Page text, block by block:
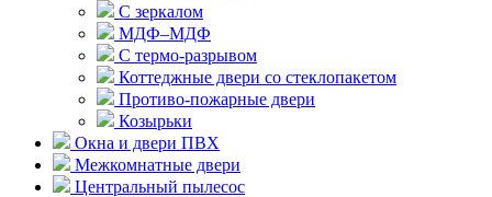
С зеркалом
МДФ–МДФ
С термо-разрывом
Коттеджные двери со стеклопакетом
Противо-пожарные двери
Козырьки
Окна и двери ПВХ
Межкомнатные двери
Центральный пылесос